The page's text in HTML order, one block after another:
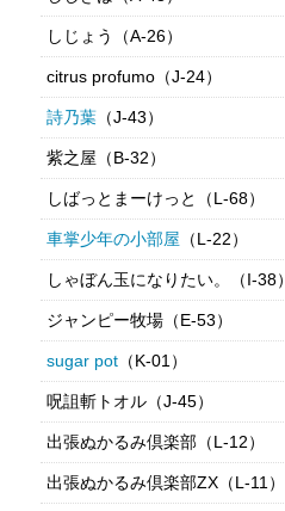
しじょう（A-26）
citrus profumo（J-24）
詩乃葉（J-43）
紫之屋（B-32）
しばっとまーけっと（L-68）
車掌少年の小部屋 （L-22）
しゃぼん玉になりたい。（I-38）
ジャンピー牧場（E-53）
sugar pot（K-01）
呪詛斬トオル（J-45）
出張ぬかるみ倶楽部（L-12）
出張ぬかるみ倶楽部ZX（L-11）